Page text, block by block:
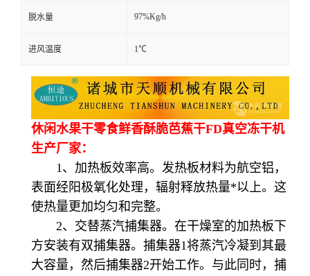
脱水量 97%Kg/h
进风温度 1℃
休闲水果干零食鲜香酥脆芭蕉干FD真空冻干机
生产厂家：
1、加热板效率高。发热板材料为航空铝，
表面经阳极氧化处理，辐射释放热量*以上。这
使热量更加均匀和完整。
2、交替蒸汽捕集器。在干燥室的加热板下
方安装有双捕集器。捕集器1将蒸汽冷凝到其最
大容量，然后捕集器2开始工作。与此同时，捕